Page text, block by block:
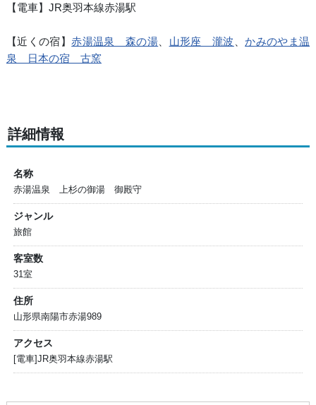
【電車】JR奥羽本線赤湯駅
【近くの宿】赤湯温泉 森の湯 山形座 瀧波 、かみのやま温
泉 日本の宿 古窯
詳細情報
名称
赤湯温泉 上杉の御湯 御殿守
ジャンル
旅館
客室数
31室
住所
山形県南陽市赤湯989
アクセス
[電車]JR奥羽本線赤湯駅